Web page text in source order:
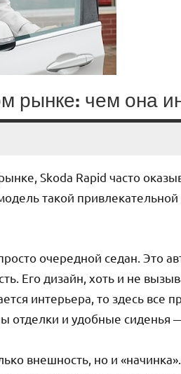
рынке: чем она
Skoda Rapid часто
такой привлекательной
очередной седан. Это
Его дизайн, хоть и не
интерьера, то здесь все
отделки и удобные сиденья
внешность, но и